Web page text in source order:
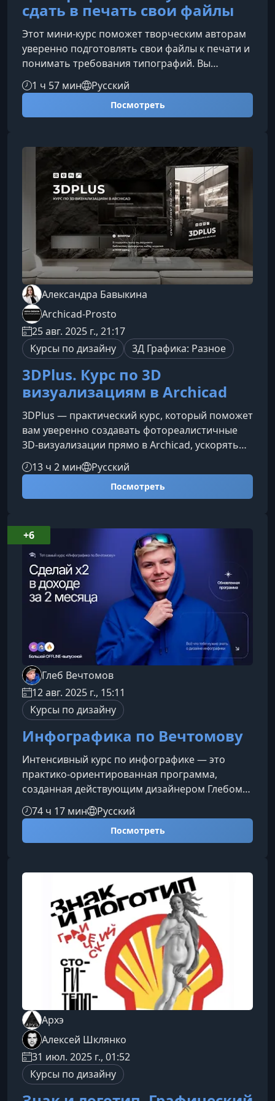
сдать в печать свои файлы
Этот мини‑курс поможет творческим авторам
уверенно подготовлять свои файлы к печати и
понимать требования типографий. Вы
разберётесь в ключевых терминах, научитесь
избегать ошибок и сможете выстраивать
грамотный диалог с производством.О чём этот
узнаете, как работает типография изнутри и
что необходимо учитывать при создании
любого печатного продукта — от откры
1 ч 57 мин Русский
Посмотреть
Александра Бавыкина
Archicad‑Prosto
25 авг. 2025 г., 21:17
Курсы по дизайну
3Д Графика: Разное
3DPlus. Курс по 3D
визуализациям в Archicad
3DPlus — практический курс, который поможет
вам уверенно создавать фотореалистичные
3D-визуализации прямо в Archicad, ускорять
выполнение проектов и повышать стоимость
своих услуг.Что вы получите на курсеВы шаг за
шагом освоите полный цикл создания
изображения без сторонних программ.
Построение точной объёмной модели
помещения в Archicad Настройка
естественного и
13 ч 2 мин Русский
Посмотреть
Глеб Вечтомов
12 авг. 2025 г., 15:11
Курсы по дизайну
Инфографика по Вечтомову
Интенсивный курс по инфографике — это
практико‑ориентированная программа,
созданная действующим дизайнером Глебом
Вечтомовым, которая помогает быстро
освоить востребованный навык и выйти на
стабильный доход в сфере маркетплейсов.О
поддержку автора и доступ к закрытому
сообществу. Формат идеально подходит тем,
кто хочет не просто изучить инструменты, а
сразу внедрять
74 ч 17 мин Русский
Посмотреть
+6
Архэ
Алексей Шклянко
31 июл. 2025 г., 01:52
Курсы по дизайну